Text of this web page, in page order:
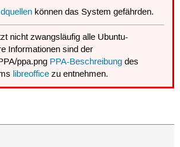
können das System gefährden.
nicht zwangsläufig alle Ubuntu-
Informationen sind der
PPA-Beschreibung des
libreoffice zu entnehmen.